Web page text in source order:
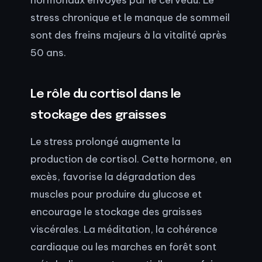
stress chronique et le manque de sommeil
sont des freins majeurs à la vitalité après
50 ans.
Le rôle du cortisol dans le
stockage des graisses
Le stress prolongé augmente la
production de cortisol. Cette hormone, en
excès, favorise la dégradation des
muscles pour produire du glucose et
encourage le stockage des graisses
viscérales. La méditation, la cohérence
cardiaque ou les marches en forêt sont